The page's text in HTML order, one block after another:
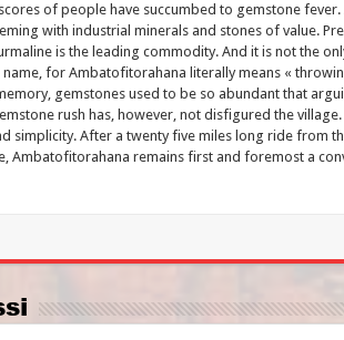
of people have succumbed to gemstone
with industrial minerals and stones of value.
is the leading commodity. And it is not the
name, for Ambatofitorahana literally means «
gemstones used to be so abundant that
rush has, however, not disfigured the
simplicity. After a twenty five miles long ride from
Ambatofitorahana remains first and foremost a